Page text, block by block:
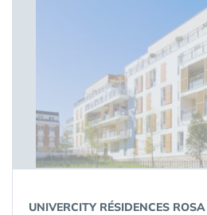
UNIVERCITY RÉSIDENCES